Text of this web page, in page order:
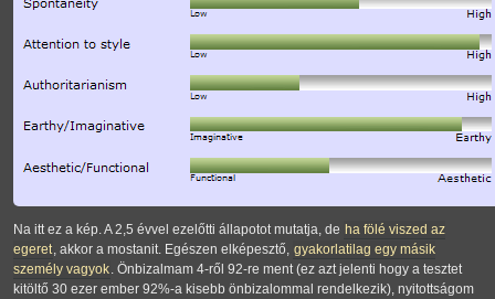
Na itt ez a kép. A 2,5 évvel ezelőtti állapotot mutatja, de ha fölé viszed az
egeret, akkor a mostanit. Egészen elképesztő, gyakorlatilag egy másik
személy vagyok. Önbizalmam 4-ről 92-re ment (ez azt jelenti hogy a tesztet
kitöltő 30 ezer ember 92%-a kisebb önbizalommal rendelkezik), nyitottságom